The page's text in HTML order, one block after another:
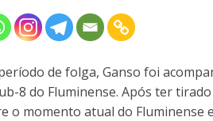
de folga, Ganso foi
8 do Fluminense. Após ter
o momento atual do